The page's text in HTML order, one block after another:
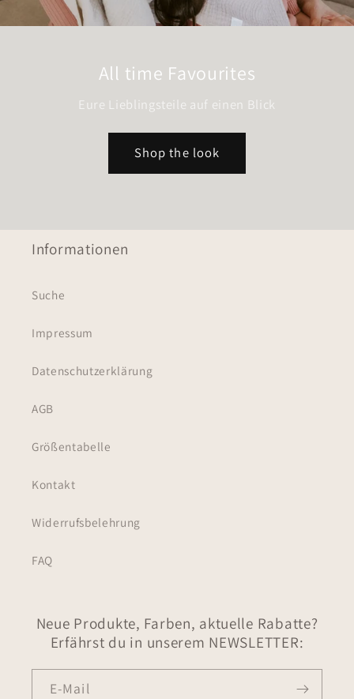
All time Favourites
Eure Lieblingsteile auf einen Blick
Shop the look
Informationen
Suche
Impressum
Datenschutzerklärung
AGB
Größentabelle
Kontakt
Widerrufsbelehrung
FAQ
Neue Produkte, Farben, aktuelle Rabatte?
Erfährst du in unserem NEWSLETTER:
E-Mail